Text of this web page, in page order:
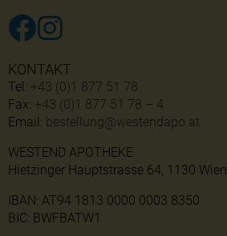
KONTAKT
Tel: +43 (0)1 877 51 78
Fax: +43 (0)1 877 51 78 – 4
Email: bestellung@westendapo.at
WESTEND APOTHEKE
Hietzinger Hauptstrasse 64, 1130 Wien
IBAN: AT94 1813 0000 0003 8350
BIC: BWFBATW1